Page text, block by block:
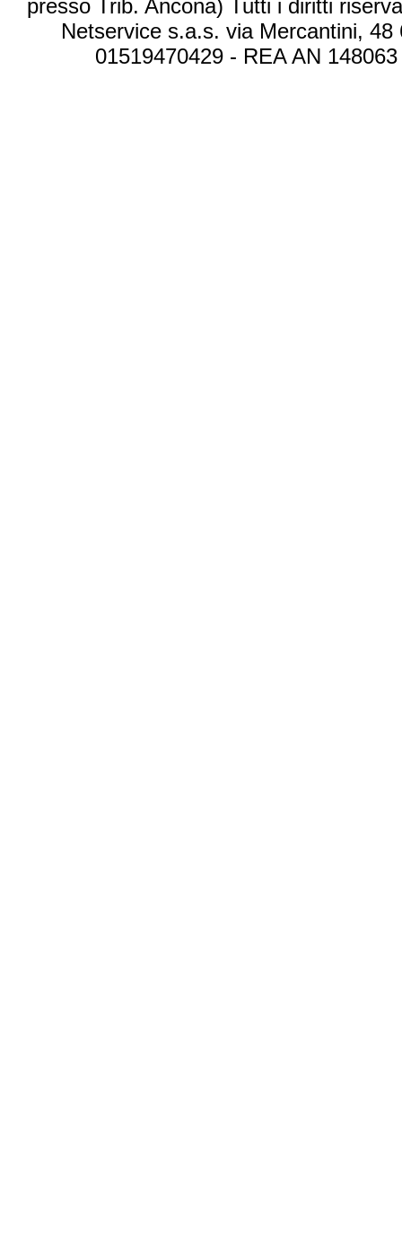
presso Trib. Ancona) Tutti i diritti
Netservice s.a.s. via Mercantini,
01519470429 - REA AN